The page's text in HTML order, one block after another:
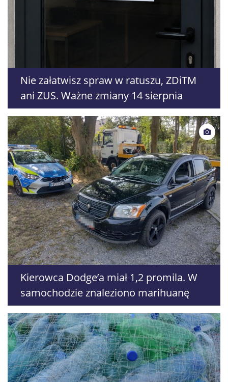
Nie załatwisz spraw w ratuszu, ZDiTM
ani ZUS. Ważne zmiany 14 sierpnia
Kierowca Dodge’a miał 1,2 promila. W
samochodzie znaleziono marihuanę